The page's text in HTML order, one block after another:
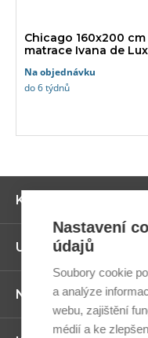
Chicago 160x200
matrace Ivana de
Na objednávku
do 6 týdnů
Kategorie
Užitečné odkazy
Newsletter
Nastavení
údajů
Soubory cookie
a analýze
webu, zajištění
médií a ke